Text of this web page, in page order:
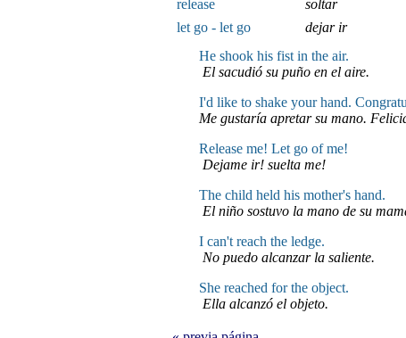
release
soltar
let go - let go
dejar ir
He shook his fist in the air.
El sacudió su puño en el aire.
I'd like to shake your hand.
Me gustaría apretar su mano.
Release me! Let go of me!
Dejame ir! suelta me!
The child held his mother's hand.
El niño sostuvo la mano de su
I can't reach the ledge.
No puedo alcanzar la saliente.
She reached for the object.
Ella alcanzó el objeto.